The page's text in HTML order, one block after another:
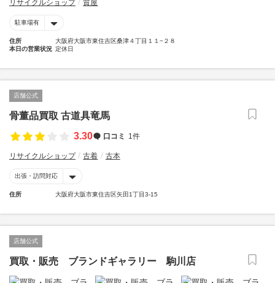
リサイクルショップ 質屋
駐車場有
住所
大阪府大阪市東住吉区桑津４丁目１１−２８
本日の営業状況 定休日
店舗公式
骨董品買取 古道具竜馬
3.30
口コミ 1件
リサイクルショップ 古着 古本
出張・訪問対応
住所 大阪府大阪市東住吉区矢田1丁目3-15
店舗公式
買取・販売 ブランドギャラリー 駒川店